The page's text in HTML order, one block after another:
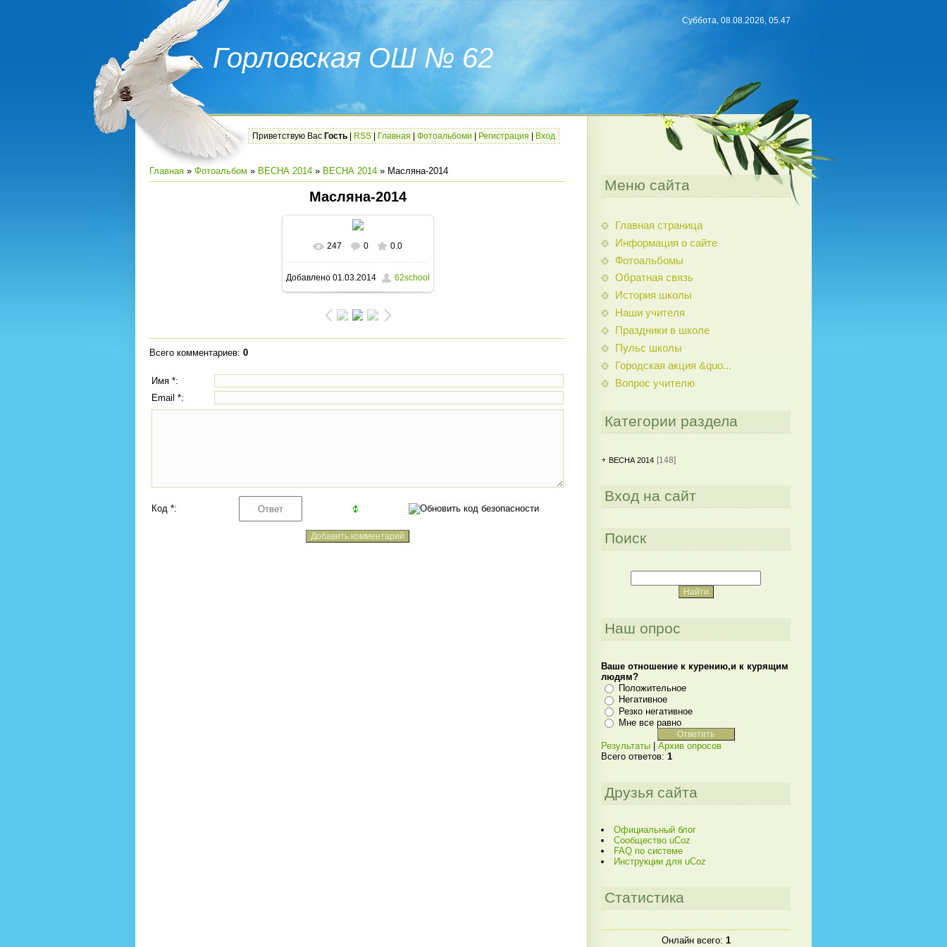
Горловская ОШ № 62
Суббота, 08.08.2026, 05.47
Приветствую Вас Гость RSS Главная Фотоальбоми Регистрация Вход
Главная » Фотоальбом » ВЕСНА 2014 » ВЕСНА 2014 » Масляна-2014
Масляна-2014
В реальном размере
1600x1200/ 445.9Kb
247 0 0.0
Добавлено01.03.2014 62school
Всего комментариев: 0
Имя *:
Email *:
Код *:
Меню сайта
Главная страница
Информация о сайте
Фотоальбомы
Обратная связь
История школы
Наши учителя
Праздники в школе
Пульс школы
Городская акция &quo...
Вопрос учителю
Категории раздела
ВЕСНА 2014 [148]
Вход на сайт
Поиск
Наш опрос
Ваше отношение к курению,и к курящим
людям?
Положительное
Негативное
Резко негативное
Мне все равно
Результаты
Архив опросов
Всего ответов: 1
Друзья сайта
Официальный блог
Сообщество uCoz
FAQ по системе
Инструкции для uCoz
Статистика
Онлайн всего: 1